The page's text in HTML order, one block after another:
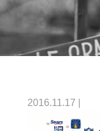
2016.11.17